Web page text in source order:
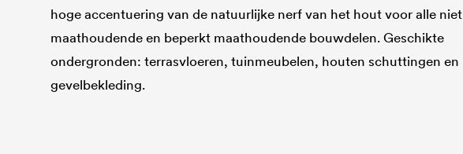
hoge accentuering van de natuurlijke nerf van het hout voor alle niet
maathoudende en beperkt maathoudende bouwdelen. Geschikte
ondergronden: terrasvloeren, tuinmeubelen, houten schuttingen en
gevelbekleding.